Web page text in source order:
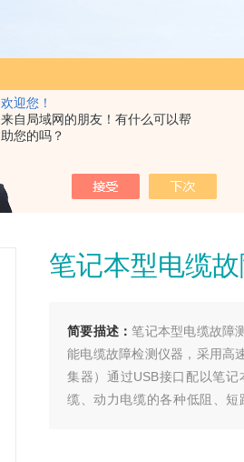
欢迎您！
来自局域网的朋友！有什么可以帮
助您的吗？
您现在的位置： >首页>产品展示
笔记本型电缆
简要描述：笔记本型电缆故障
能电缆故障检测仪器，采用高
集器）通过USB接口配以笔
缆、动力电缆的各种低阻、